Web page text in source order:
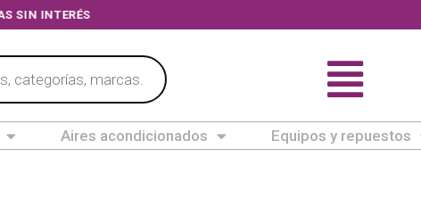
SIN INTERÉS
Aires acondicionados Equipos y repuestos